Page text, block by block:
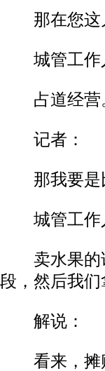
那在您这
城管工作
占道经营
记者：
那我要是比
城管工作
卖水果的话
段，然后我
解说：
看来，摊贩